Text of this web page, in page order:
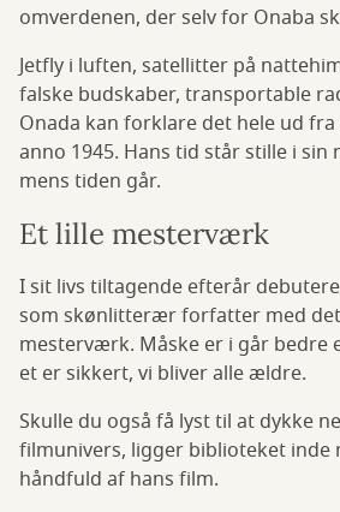
omverdenen, der selv for Onaba
Jetfly i luften, satellitter på
falske budskaber, transportable
Onada kan forklare det hele ud
anno 1945. Hans tid står stille i sin
mens tiden går.
Et lille mesterværk
I sit livs tiltagende efterår
som skønlitterær forfatter med
mesterværk. Måske er i går bedre
et er sikkert, vi bliver alle ældre.
Skulle du også få lyst til at dykke
filmunivers, ligger biblioteket inde
håndfuld af hans film.